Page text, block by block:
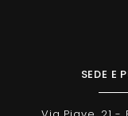
SEDE E